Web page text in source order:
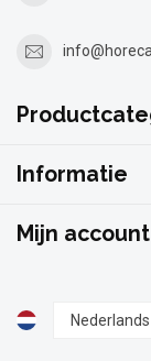
Informatie
Mijn account